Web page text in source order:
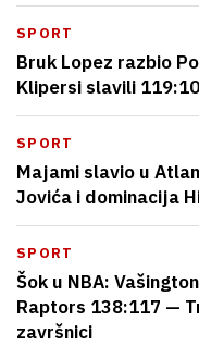
SPORT
Bruk Lopez razbio
Klipersi slavili
SPORT
Majami slavio u
Jovića i dominacija
SPORT
Šok u NBA:
Raptors 138:117 —
završnici